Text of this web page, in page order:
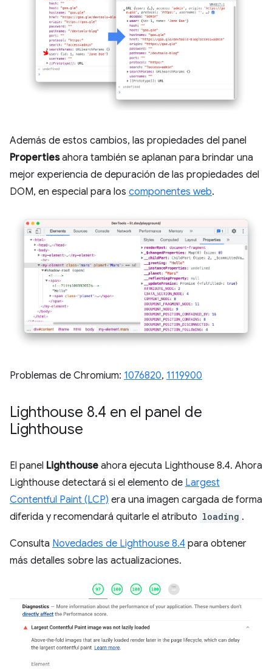
Además de estos cambios, las propiedades del panel
Propertiesahora también se aplanan para brindar una
mejor experiencia de depuración de las propiedades del
DOM, en especial para los componentes web.
Problemas de Chromium: 1076820, 1119900
Lighthouse 8.4 en el panel de
Lighthouse
El panel Lighthouse ahora ejecuta Lighthouse 8.4. Ahora
Lighthouse detectará si el elemento de Largest
Contentful Paint (LCP) era una imagen cargada de forma
diferida y recomendará quitarle el atributo loading .
Consulta Novedades de Lighthouse 8.4 para obtener
más detalles sobre las actualizaciones.